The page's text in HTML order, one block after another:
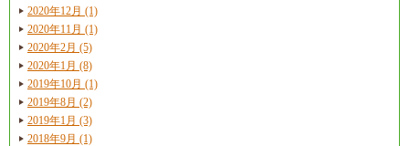
2020年12月 (1)
2020年11月 (1)
2020年2月 (5)
2020年1月 (8)
2019年10月 (1)
2019年8月 (2)
2019年1月 (3)
2018年9月 (1)